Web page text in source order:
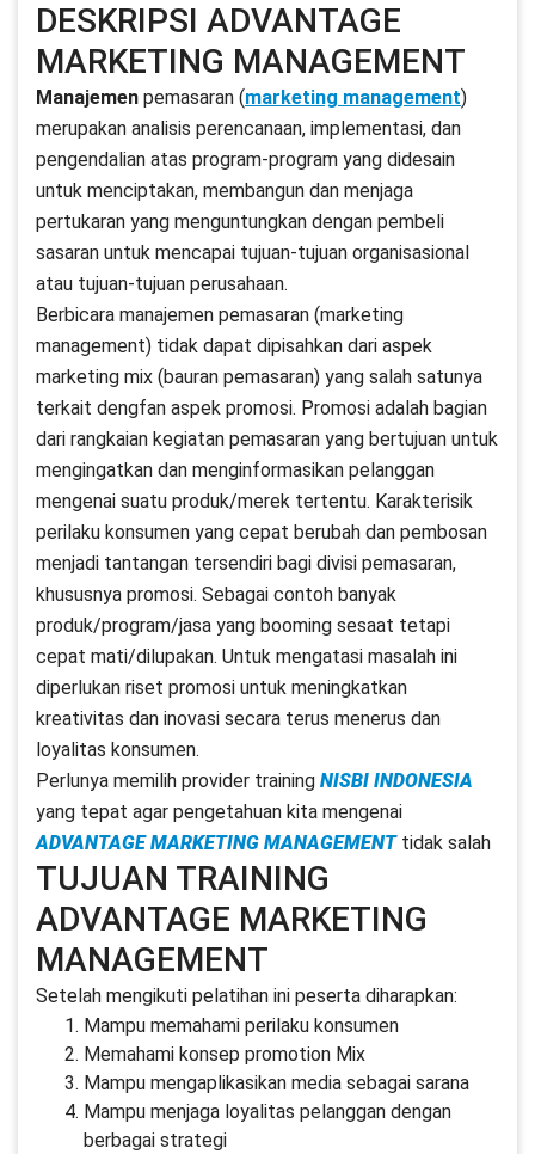
DESKRIPSI ADVANTAGE
MARKETING MANAGEMENT
Manajemen pemasaran (marketing management)
merupakan analisis perencanaan, implementasi, dan
pengendalian atas program-program yang didesain
untuk menciptakan, membangun dan menjaga
pertukaran yang menguntungkan dengan pembeli
sasaran untuk mencapai tujuan-tujuan organisasional
atau tujuan-tujuan perusahaan.
Berbicara manajemen pemasaran (marketing
management) tidak dapat dipisahkan dari aspek
marketing mix (bauran pemasaran) yang salah satunya
terkait dengfan aspek promosi. Promosi adalah bagian
dari rangkaian kegiatan pemasaran yang bertujuan untuk
mengingatkan dan menginformasikan pelanggan
mengenai suatu produk/merek tertentu. Karakterisik
perilaku konsumen yang cepat berubah dan pembosan
menjadi tantangan tersendiri bagi divisi pemasaran,
khususnya promosi. Sebagai contoh banyak
produk/program/jasa yang booming sesaat tetapi
cepat mati/dilupakan. Untuk mengatasi masalah ini
diperlukan riset promosi untuk meningkatkan
kreativitas dan inovasi secara terus menerus dan
loyalitas konsumen.
Perlunya memilih provider training NISBI INDONESIA
yang tepat agar pengetahuan kita mengenai
ADVANTAGE MARKETING MANAGEMENTtidak salah
TUJUAN TRAINING
ADVANTAGE MARKETING
MANAGEMENT
Setelah mengikuti pelatihan ini peserta diharapkan:
Mampu memahami perilaku konsumen
Memahami konsep promotion Mix
Mampu mengaplikasikan media sebagai sarana
Mampu menjaga loyalitas pelanggan dengan
berbagai strategi